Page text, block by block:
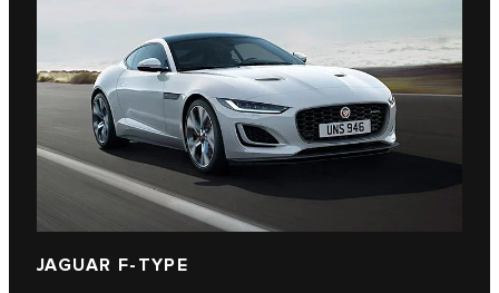
JAGUAR F‑TYPE​